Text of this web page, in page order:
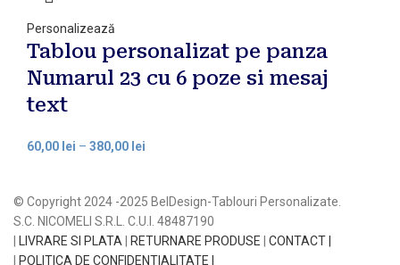
Personalizează
Tablou personalizat pe panza
Numarul 23 cu 6 poze si mesaj
text
60,00 lei – 380,00 lei
© Copyright 2024 -2025 BelDesign-Tablouri Personalizate.
S.C. NICOMELI S.R.L. C.U.I. 48487190
LIVRARE SI PLATA RETURNARE PRODUSE
CONTACT |
POLITICA DE CONFIDENTIALITATE |